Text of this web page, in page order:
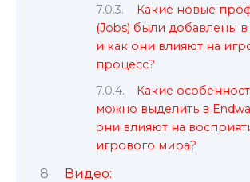
Какие новые
(Jobs) были добавлены в
и как они влияют на
процесс?
Какие
можно выделить в
они влияют на
игрового мира?
Видео: